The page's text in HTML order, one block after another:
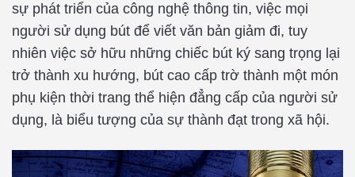
sự phát triển của công nghệ thông tin, việc mọi
người sử dụng bút để viết văn bản giảm đi, tuy
nhiên việc sở hữu những chiếc bút ký sang trọng lại
trở thành xu hướng, bút cao cấp trờ thành một món
phụ kiện thời trang thể hiện đẳng cấp của người sử
dụng, là biểu tượng của sự thành đạt trong xã hội.